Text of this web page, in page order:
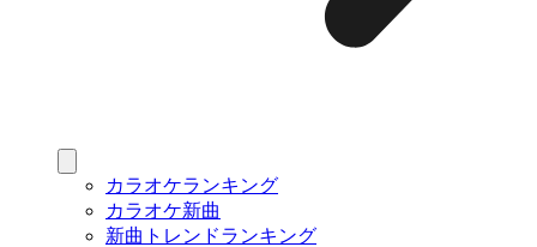
カラオケランキング
カラオケ新曲
新曲トレンドランキング